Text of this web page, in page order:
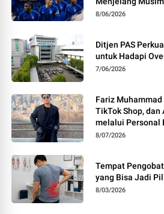
8/06/2026
Ditjen PAS
untuk Hadapi
7/06/2026
Fariz
TikTok Shop,
melalui Personal
8/07/2026
Tempat
yang Bisa Jadi
8/03/2026